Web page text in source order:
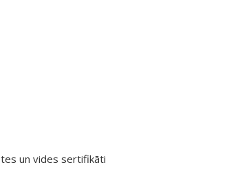
un vides sertifikāti